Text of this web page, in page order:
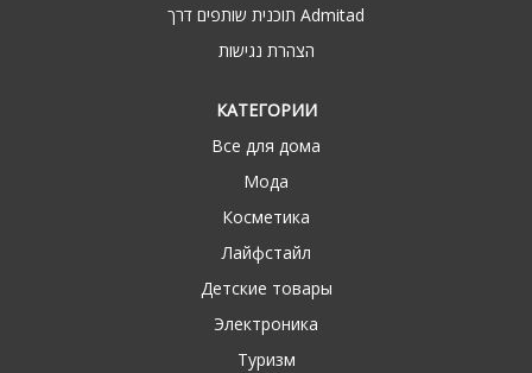
תוכנית שותפים דרך Admitad
הצהרת נגישות
КАТЕГОРИИ
Все для дома
Мода
Косметика
Лайфстайл
Детские товары
Электроника
Туризм